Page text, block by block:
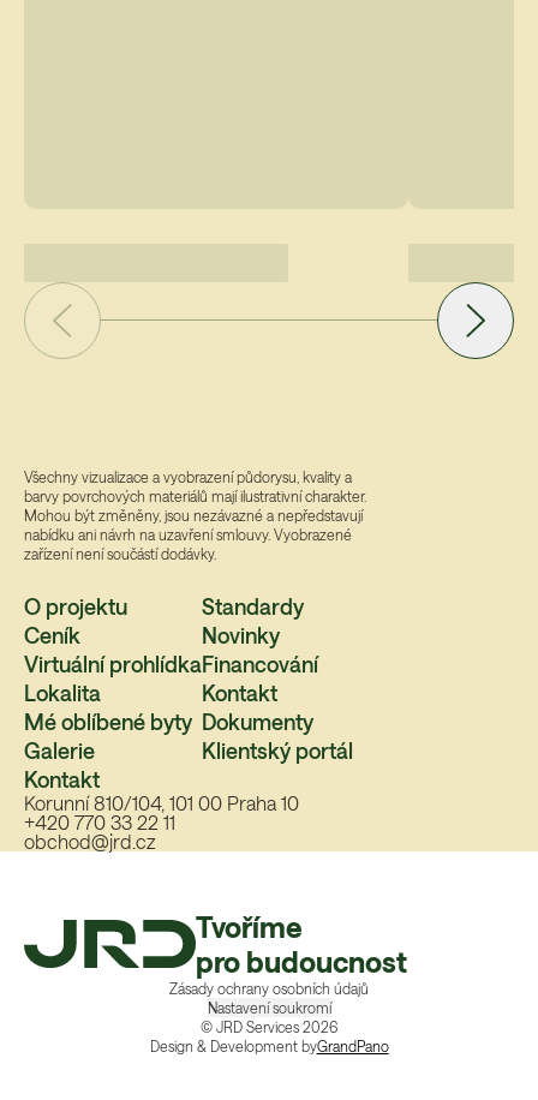
Všechny vizualizace a vyobrazení půdorysu, kvality a
barvy povrchových materiálů mají ilustrativní charakter.
Mohou být změněny, jsou nezávazné a nepředstavují
nabídku ani návrh na uzavření smlouvy. Vyobrazené
zařízení není součástí dodávky.
O projektu
Ceník
Virtuální prohlídka
Lokalita
Mé oblíbené byty
Galerie
Standardy
Novinky
Financování
Kontakt
Dokumenty
Klientský portál
Kontakt
Korunní 810/104, 101 00 Praha 10
+420 770 33 22 11
obchod@jrd.cz
Tvoříme
pro budoucnost
Zásady ochrany osobních údajů
Nastavení soukromí
© JRD Services 2026
Design & Development byGrandPano